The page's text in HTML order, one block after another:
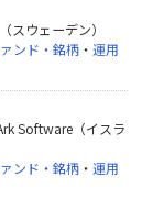
スウェーデン）
ンド・銘柄 ・運用
Software（イスラ
ンド・銘柄 ・運用